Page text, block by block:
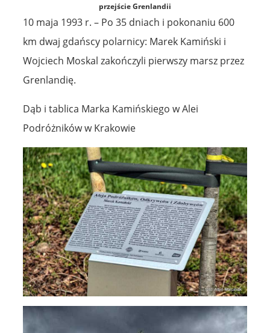
przejście Grenlandii
10 maja 1993 r. – Po 35 dniach i pokonaniu 600
km dwaj gdańscy polarnicy: Marek Kamiński i
Wojciech Moskal zakończyli pierwszy marsz przez
Grenlandię.
Dąb i tablica Marka Kamińskiego w Alei
Podróżników w Krakowie